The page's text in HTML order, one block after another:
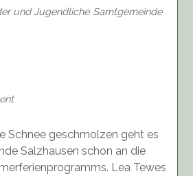
und Jugendliche Samtgemeinde
Sommerferienprogramm
08.05.26
erbeten!
Schnee geschmolzen geht es
Salzhausen schon an die
Lea Tewes